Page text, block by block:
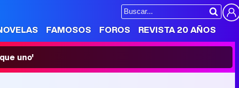
FAMOSOS FOROS REVISTA 20 AÑOS
uno'